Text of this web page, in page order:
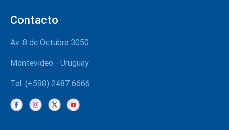
Contacto
Av. 8 de Octubre 3050
Montevideo - Uruguay
Tel. (+598) 2487 6666